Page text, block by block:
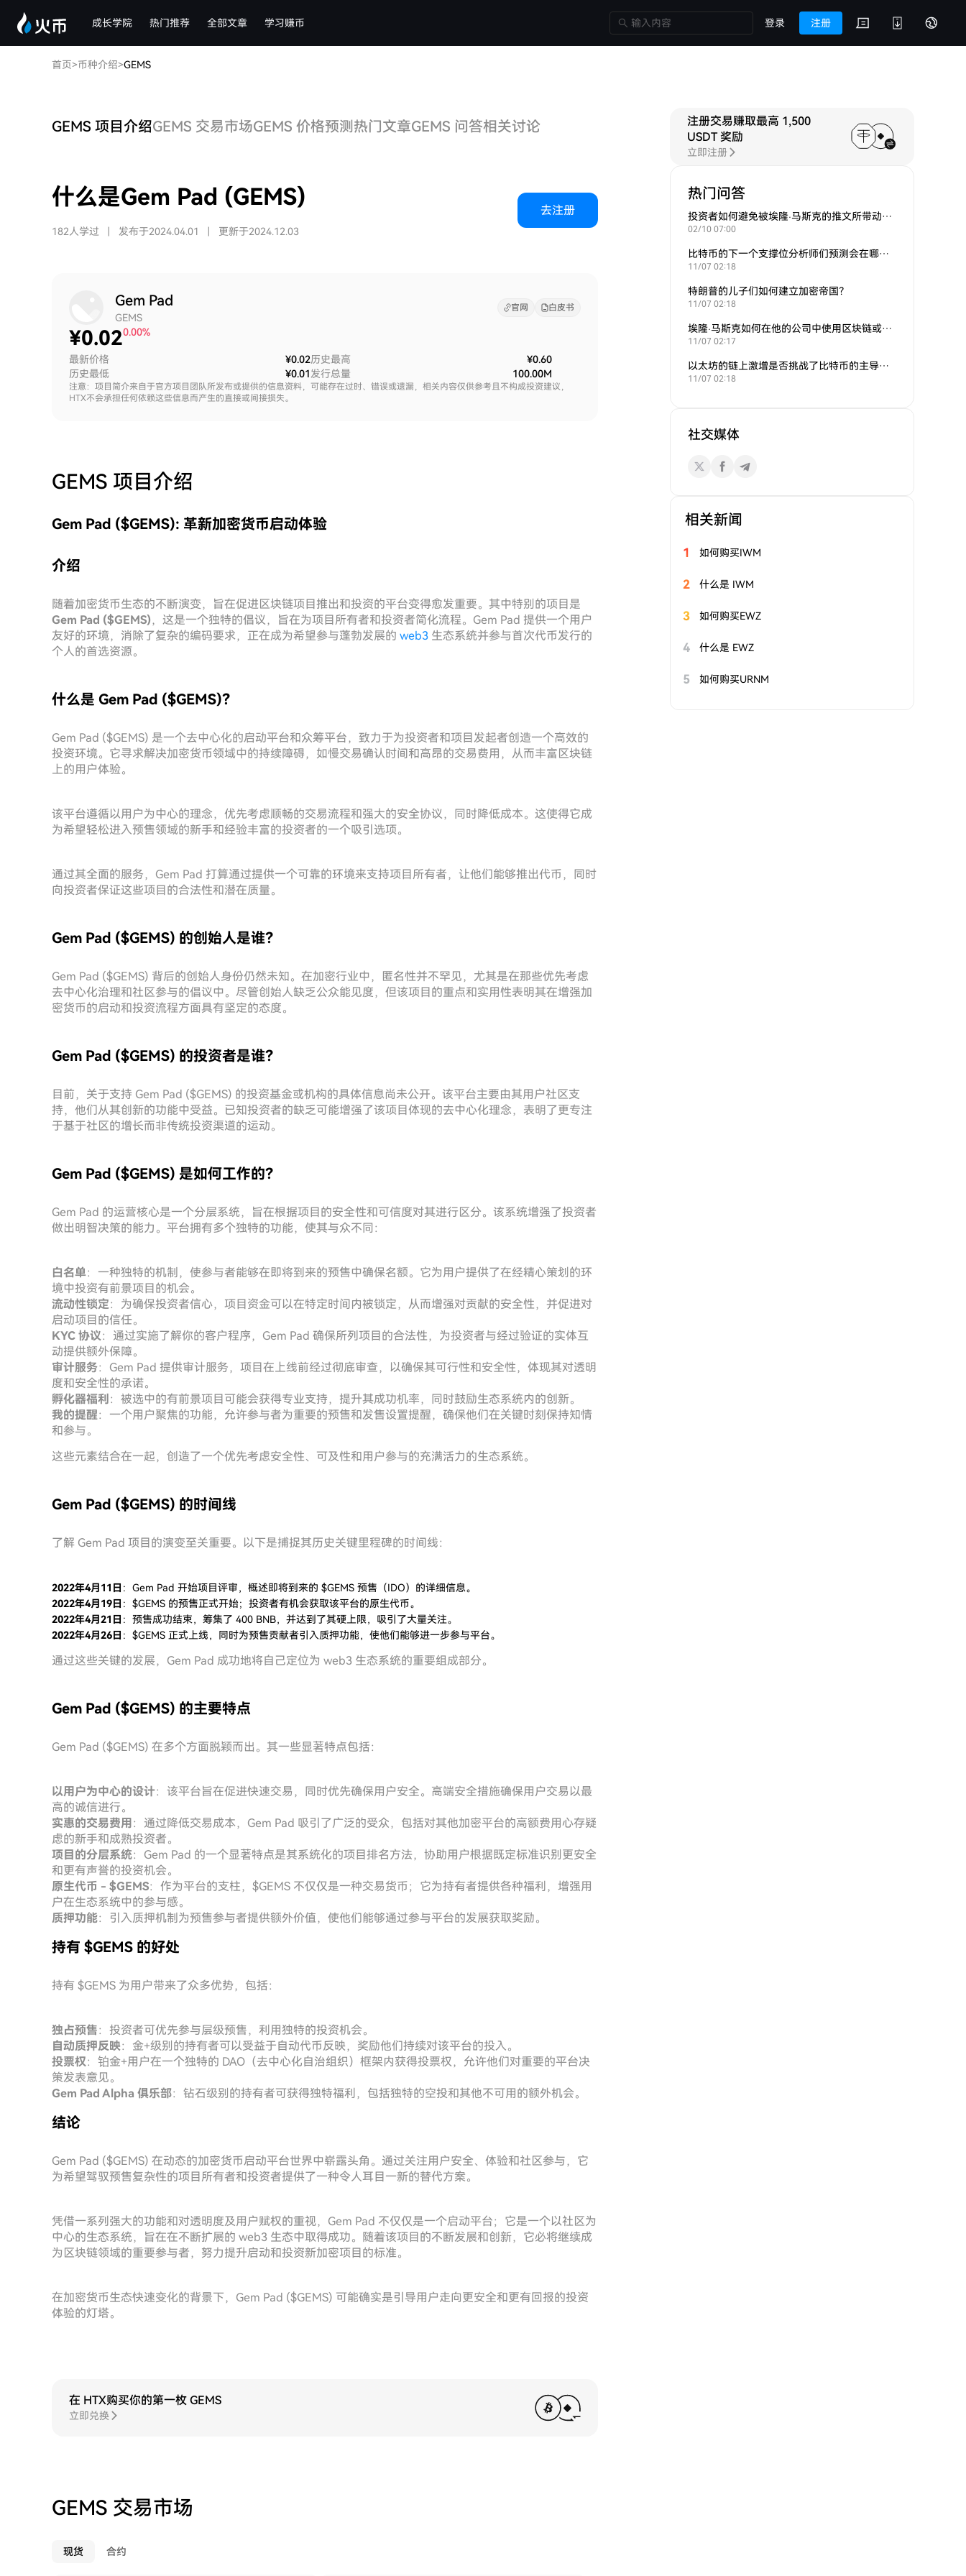
成长学院 热门推荐 全部文章 学习赚币 登录 注册
首页>币种介绍>GEMS
GEMS 项目介绍GEMS 交易市场GEMS 价格预测热门文章GEMS 问答相关讨论
什么是Gem Pad (GEMS)
182人学过 发布于2024.04.01 更新于2024.12.03
去注册
Gem Pad
GEMS
官网 白皮书
¥0.020.00%
最新价格
¥0.02
历史最低
¥0.01
历史最高
¥0.60
发行总量
100.00M
注意：项目简介来自于官方项目团队所发布或提供的信息资料，可能存在过时、错误或遗漏，相关内容仅供参考且不构成投资建议，
HTX不会承担任何依赖这些信息而产生的直接或间接损失。
GEMS 项目介绍
Gem Pad ($GEMS): 革新加密货币启动体验
介绍
随着加密货币生态的不断演变，旨在促进区块链项目推出和投资的平台变得愈发重要。其中特别的项目是
Gem Pad ($GEMS)，这是一个独特的倡议，旨在为项目所有者和投资者简化流程。Gem Pad 提供一个用户
友好的环境，消除了复杂的编码要求，正在成为希望参与蓬勃发展的 web3 生态系统并参与首次代币发行的
个人的首选资源。
什么是 Gem Pad ($GEMS)？
Gem Pad ($GEMS) 是一个去中心化的启动平台和众筹平台，致力于为投资者和项目发起者创造一个高效的
投资环境。它寻求解决加密货币领域中的持续障碍，如慢交易确认时间和高昂的交易费用，从而丰富区块链
上的用户体验。
该平台遵循以用户为中心的理念，优先考虑顺畅的交易流程和强大的安全协议，同时降低成本。这使得它成
为希望轻松进入预售领域的新手和经验丰富的投资者的一个吸引选项。
通过其全面的服务，Gem Pad 打算通过提供一个可靠的环境来支持项目所有者，让他们能够推出代币，同时
向投资者保证这些项目的合法性和潜在质量。
Gem Pad ($GEMS) 的创始人是谁？
Gem Pad ($GEMS) 背后的创始人身份仍然未知。在加密行业中，匿名性并不罕见，尤其是在那些优先考虑
去中心化治理和社区参与的倡议中。尽管创始人缺乏公众能见度，但该项目的重点和实用性表明其在增强加
密货币的启动和投资流程方面具有坚定的态度。
Gem Pad ($GEMS) 的投资者是谁？
目前，关于支持 Gem Pad ($GEMS) 的投资基金或机构的具体信息尚未公开。该平台主要由其用户社区支
持，他们从其创新的功能中受益。已知投资者的缺乏可能增强了该项目体现的去中心化理念，表明了更专注
于基于社区的增长而非传统投资渠道的运动。
Gem Pad ($GEMS) 是如何工作的？
Gem Pad 的运营核心是一个分层系统，旨在根据项目的安全性和可信度对其进行区分。该系统增强了投资者
做出明智决策的能力。平台拥有多个独特的功能，使其与众不同：
白名单：一种独特的机制，使参与者能够在即将到来的预售中确保名额。它为用户提供了在经精心策划的环
境中投资有前景项目的机会。
流动性锁定：为确保投资者信心，项目资金可以在特定时间内被锁定，从而增强对贡献的安全性，并促进对
启动项目的信任。
KYC 协议：通过实施了解你的客户程序，Gem Pad 确保所列项目的合法性，为投资者与经过验证的实体互
动提供额外保障。
审计服务：Gem Pad 提供审计服务，项目在上线前经过彻底审查，以确保其可行性和安全性，体现其对透明
度和安全性的承诺。
孵化器福利 ：被选中的有前景项目可能会获得专业支持，提升其成功机率，同时鼓励生态系统内的创新。
我的提醒：一个用户聚焦的功能，允许参与者为重要的预售和发售设置提醒，确保他们在关键时刻保持知情
和参与。
这些元素结合在一起，创造了一个优先考虑安全性、可及性和用户参与的充满活力的生态系统。
Gem Pad ($GEMS) 的时间线
了解 Gem Pad 项目的演变至关重要。以下是捕捉其历史关键里程碑的时间线：
2022年4月11日 ：Gem Pad 开始项目评审，概述即将到来的 $GEMS 预售（IDO）的详细信息。
2022年4月19日 ：$GEMS 的预售正式开始；投资者有机会获取该平台的原生代币。
2022年4月21日 ：预售成功结束，筹集了 400 BNB，并达到了其硬上限，吸引了大量关注。
2022年4月26日 ：$GEMS 正式上线，同时为预售贡献者引入质押功能，使他们能够进一步参与平台。
通过这些关键的发展，Gem Pad 成功地将自己定位为 web3 生态系统的重要组成部分。
Gem Pad ($GEMS) 的主要特点
Gem Pad ($GEMS) 在多个方面脱颖而出。其一些显著特点包括：
以用户为中心的设计：该平台旨在促进快速交易，同时优先确保用户安全。高端安全措施确保用户交易以最
高的诚信进行。
实惠的交易费用 ：通过降低交易成本，Gem Pad 吸引了广泛的受众，包括对其他加密平台的高额费用心存疑
虑的新手和成熟投资者。
项目的分层系统：Gem Pad 的一个显著特点是其系统化的项目排名方法，协助用户根据既定标准识别更安全
和更有声誉的投资机会。
原生代币 - $GEMS：作为平台的支柱，$GEMS 不仅仅是一种交易货币；它为持有者提供各种福利，增强用
户在生态系统中的参与感。
质押功能：引入质押机制为预售参与者提供额外价值，使他们能够通过参与平台的发展获取奖励。
持有 $GEMS 的好处
持有 $GEMS 为用户带来了众多优势，包括：
独占预售：投资者可优先参与层级预售，利用独特的投资机会。
自动质押反映：金+级别的持有者可以受益于自动代币反映，奖励他们持续对该平台的投入。
投票权：铂金+用户在一个独特的 DAO（去中心化自治组织）框架内获得投票权，允许他们对重要的平台决
策发表意见。
Gem Pad Alpha 俱乐部：钻石级别的持有者可获得独特福利，包括独特的空投和其他不可用的额外机会。
结论
Gem Pad ($GEMS) 在动态的加密货币启动平台世界中崭露头角。通过关注用户安全、体验和社区参与，它
为希望驾驭预售复杂性的项目所有者和投资者提供了一种令人耳目一新的替代方案。
凭借一系列强大的功能和对透明度及用户赋权的重视，Gem Pad 不仅仅是一个启动平台；它是一个以社区为
中心的生态系统，旨在在不断扩展的 web3 生态中取得成功。随着该项目的不断发展和创新，它必将继续成
为区块链领域的重要参与者，努力提升启动和投资新加密项目的标准。
在加密货币生态快速变化的背景下，Gem Pad ($GEMS) 可能确实是引导用户走向更安全和更有回报的投资
体验的灯塔。
在 HTX购买你的第一枚 GEMS
立即兑换
GEMS 交易市场
现货 合约
注册交易赚取最高 1,500
USDT 奖励
立即注册
热门问答
投资者如何避免被埃隆·马斯克的推文所带动的炒作？
02/10 07:00
比特币的下一个支撑位分析师们预测会在哪里？
11/07 02:18
特朗普的儿子们如何建立加密帝国？
11/07 02:18
埃隆·马斯克如何在他的公司中使用区块链或加密货币？
11/07 02:17
以太坊的链上激增是否挑战了比特币的主导地位？
11/07 02:18
社交媒体
相关新闻
1 如何购买IWM
2 什么是 IWM
3 如何购买EWZ
4 什么是 EWZ
5 如何购买URNM